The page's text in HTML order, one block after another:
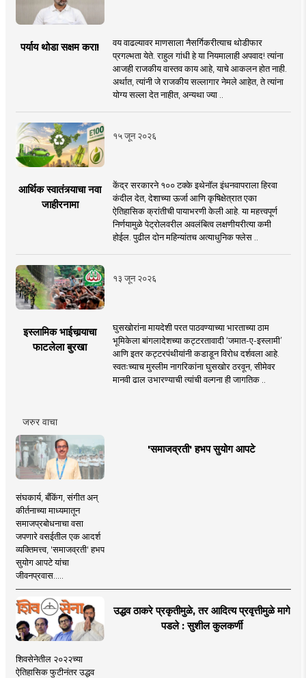
पर्याय थोडा सक्षम करा!
वय वाढल्यावर माणसाला नैसर्गिकरीत्याच थोडीफार
प्रगल्भता येते. राहुल गांधी हे या नियमालाही अपवाद! त्यांना
आजही राजकीय वास्तव काय आहे, याचे आकलन होत नाही.
अर्थात, त्यांनी जे राजकीय सल्लागार नेमले आहेत, ते त्यांना
योग्य सल्ला देत नाहीत, अन्यथा ज्या ..
१५ जून २०२६
आर्थिक स्वातंत्र्याचा नवा
जाहीरनामा
केंद्र सरकारने १०० टक्के इथेनॉल इंधनवापराला हिरवा
कंदील देत, देशाच्या ऊर्जा आणि कृषिक्षेत्रात एका
ऐतिहासिक क्रांतीची पायाभरणी केली आहे. या महत्त्वपूर्ण
निर्णयामुळे पेट्रोलवरील अवलंबित्व लक्षणीयरीत्या कमी
होईल. पुढील दोन महिन्यांतच अत्याधुनिक फ्लेस ..
१३ जून २०२६
इस्लामिक भाईचार्‍याचा
फाटलेला बुरखा
घुसखोरांना मायदेशी परत पाठवण्याच्या भारताच्या ठाम
भूमिकेला बांगलादेशच्या कट्टरतावादी ‘जमात-ए-इस्लामी’
आणि इतर कट्टरपंथीयांनी कडाडून विरोध दर्शवला आहे.
स्वतःच्याच मुस्लीम नागरिकांना घुसखोर ठरवून, सीमेवर
मानवी ढाल उभारण्याची त्यांची वल्गना ही जागतिक ..
जरुर वाचा
'समाजव्रती' हभप सुयोग आपटे
संघकार्य, बँकिंग, संगीत अन्
कीर्तनाच्या माध्यमातून
समाजप्रबोधनाचा वसा
जपणारे वसईतील एक आदर्श
व्यक्तिमत्त्व, 'समाजव्रती' हभप
सुयोग आपटे यांचा
जीवनप्रवास.....
उद्धव ठाकरे प्रकृतीमुळे, तर आदित्य प्रवृत्तीमुळे मागे
पडले : सुशील कुलकर्णी
शिवसेनेतील २०२२च्या
ऐतिहासिक फुटीनंतर उद्धव